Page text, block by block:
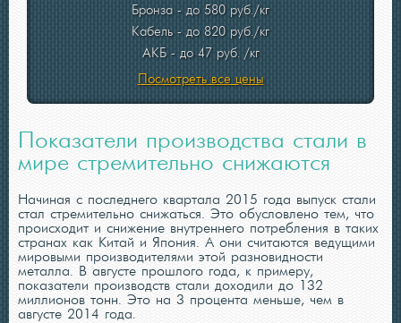
Бронза - до 580 руб./кг
Кабель - до 820 руб./кг
АКБ - до 47 руб. /кг
Посмотреть все цены
Показатели производства стали в
мире стремительно снижаются
Начиная с последнего квартала 2015 года выпуск стали
стал стремительно снижаться. Это обусловлено тем, что
происходит и снижение внутреннего потребления в таких
странах как Китай и Япония. А они считаются ведущими
мировыми производителями этой разновидности
металла. В августе прошлого года, к примеру,
показатели производств стали доходили до 132
миллионов тонн. Это на 3 процента меньше, чем в
августе 2014 года.